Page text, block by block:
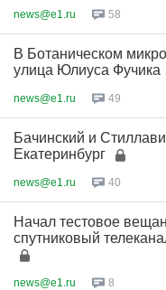
news@e1.ru 58
В Ботаническом
улица Юлиуса Фучика
news@e1.ru 49
Бачинский и
Екатеринбург
news@e1.ru 40
Начал тестовое
спутниковый
news@e1.ru 8